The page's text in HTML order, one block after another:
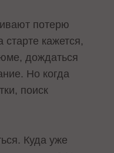
потерю
кажется,
дождаться
Но когда
поиск
Куда уже